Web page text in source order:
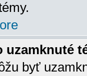
uzamknuté
byť